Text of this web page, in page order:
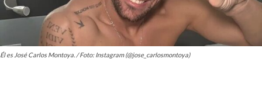
Él es José Carlos Montoya. / Foto: Instagram (@jose_carlosmontoya)